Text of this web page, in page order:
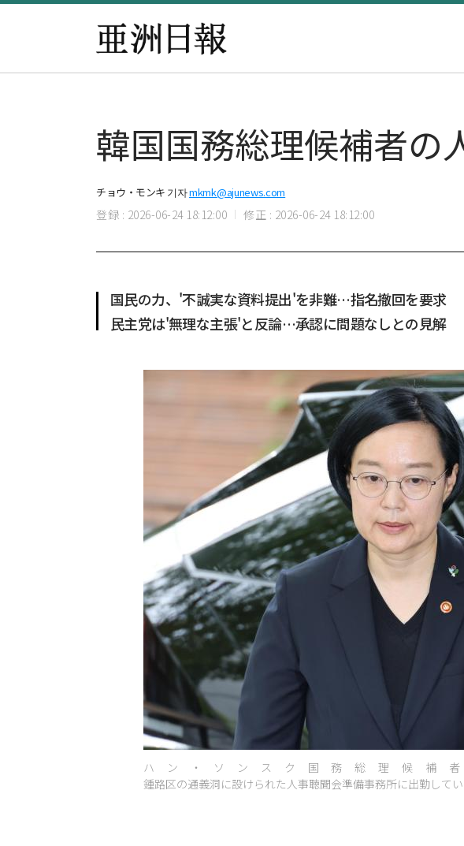
韓国国務総理候補者の
チョウ・モンキ 기자mkmk@ajunews.com
登録 : 2026-06-24 18:12:00 修正 : 2026-06-24 18:12:00
国民の力、'不誠実な資料提出'を非難…指名撤回を要求
民主党は'無理な主張'と反論…承認に問題なしとの見解
ハン・ソンスク国務総理候補
鍾路区の通義洞に設けられた人事聴聞会準備事務所に出勤して